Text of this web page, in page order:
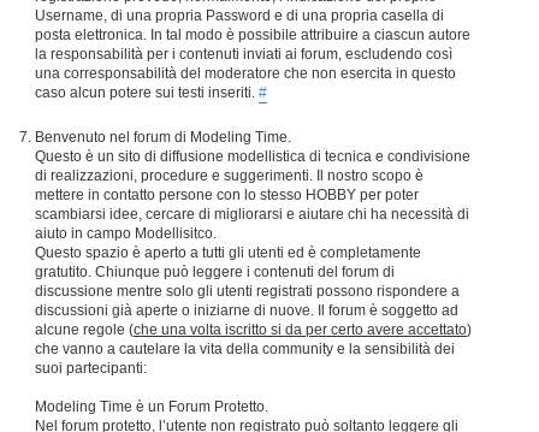
Username, di una propria Password e di una propria casella di
posta elettronica. In tal modo è possibile attribuire a ciascun autore
la responsabilità per i contenuti inviati ai forum, escludendo così
una corresponsabilità del moderatore che non esercita in questo
caso alcun potere sui testi inseriti. #
Benvenuto nel forum di Modeling Time.
Questo è un sito di diffusione modellistica di tecnica e condivisione
di realizzazioni, procedure e suggerimenti. Il nostro scopo è
mettere in contatto persone con lo stesso HOBBY per poter
scambiarsi idee, cercare di migliorarsi e aiutare chi ha necessità di
aiuto in campo Modellisitco.
Questo spazio è aperto a tutti gli utenti ed è completamente
gratutito. Chiunque può leggere i contenuti del forum di
discussione mentre solo gli utenti registrati possono rispondere a
discussioni già aperte o iniziarne di nuove. Il forum è soggetto ad
alcune regole (che una volta iscritto si da per certo avere accettato)
che vanno a cautelare la vita della community e la sensibilità dei
suoi partecipanti:
Modeling Time è un Forum Protetto.
Nel forum protetto, l’utente non registrato può soltanto leggere gli